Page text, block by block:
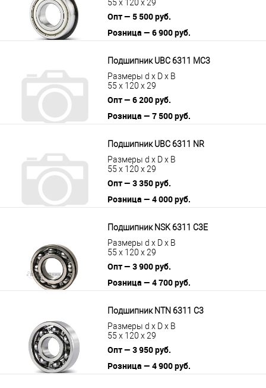
55 x 120 x 29
Опт — 5 500 руб.
Розница — 6 900 руб.
Подшипник UBC 6311 MC3
Размеры d x D x B
55 x 120 x 29
Опт — 6 200 руб.
Розница — 7 500 руб.
Подшипник UBC 6311 NR
Размеры d x D x B
55 x 120 x 29
Опт — 3 350 руб.
Розница — 4 000 руб.
Подшипник NSK 6311 C3E
Размеры d x D x B
55 x 120 x 29
Опт — 3 900 руб.
Розница — 4 700 руб.
Подшипник NTN 6311 C3
Размеры d x D x B
55 x 120 x 29
Опт — 3 950 руб.
Розница — 4 900 руб.